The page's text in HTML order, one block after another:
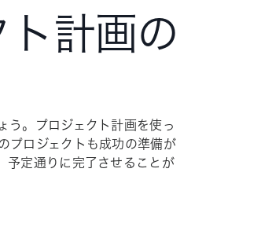
ト計画の
う。プロジェクト計画を使っ
プロジェクトも成功の準備が
予定通りに完了させることが